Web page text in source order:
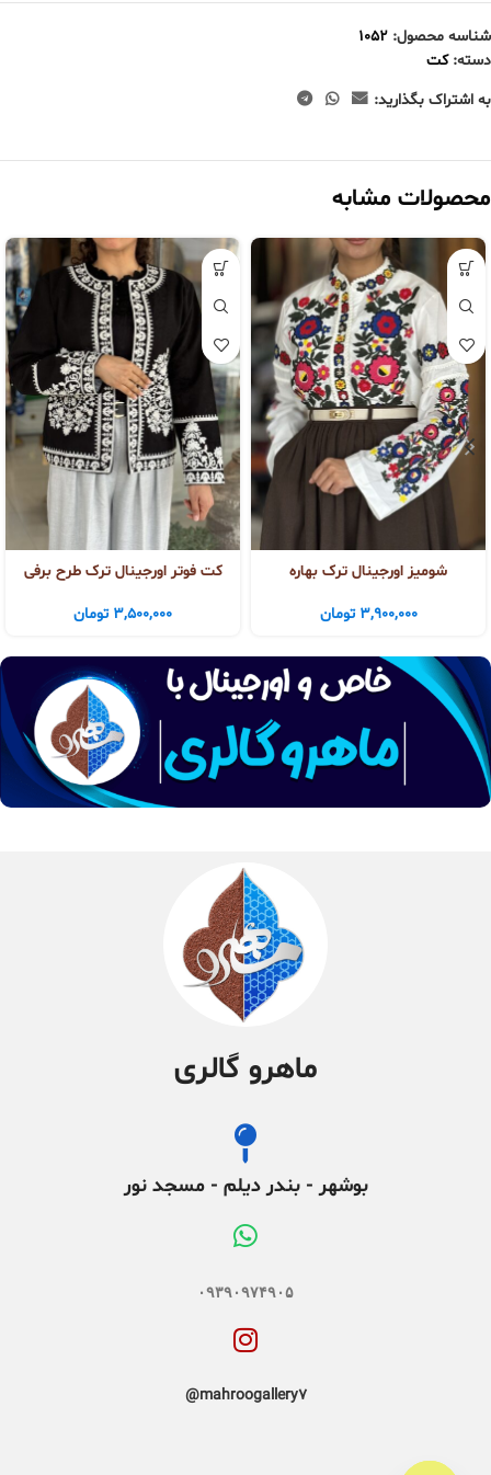
شناسه محصول: 1052
دسته: کت
به اشتراک بگذارید:
محصولات مشابه
شومیز اورجینال ترک بهاره
3,900,000 تومان
کت فوتر اورجینال ترک طرح برفی
3,500,000 تومان
ماهرو گالری
بوشهر - بندر دیلم - مسجد نور
۰۹۳۹۰۹۷۴۹۰۵
mahroogallery7@